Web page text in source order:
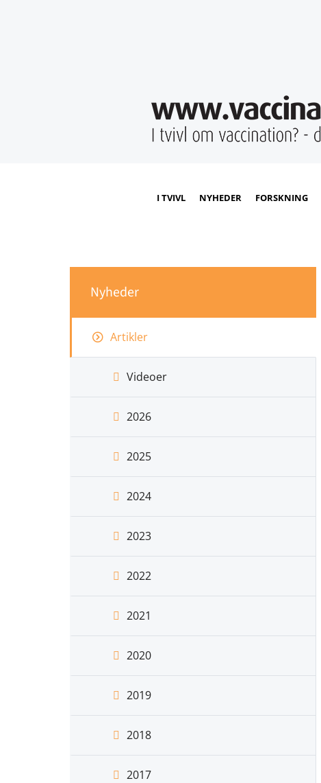
I TVIVL NYHEDER FORSKNING
Nyheder
Artikler
Videoer
2026
2025
2024
2023
2022
2021
2020
2019
2018
2017